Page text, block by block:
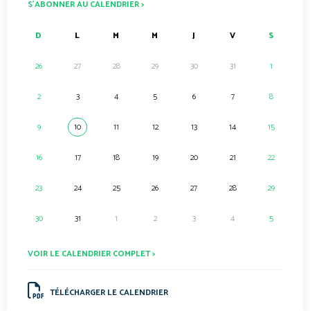
S’ABONNER AU CALENDRIER >
D L M M J V S
26 27 28 29 30 31 1
2 3 4 5 6 7 8
9 10 11 12 13 14 15
16 17 18 19 20 21 22
23 24 25 26 27 28 29
30 31 1 2 3 4 5
VOIR LE CALENDRIER COMPLET >
TÉLÉCHARGER LE CALENDRIER